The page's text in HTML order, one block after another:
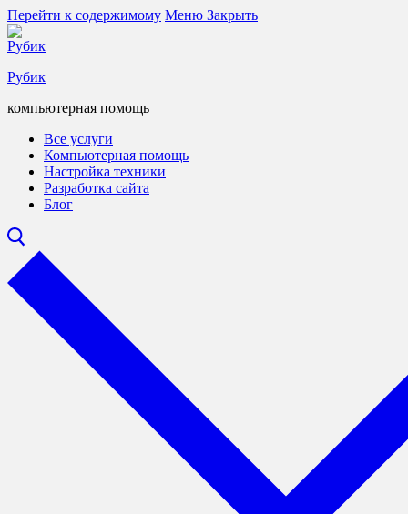
Перейти к содержимому Меню Закрыть
Рубик
компьютерная помощь
Все услуги
Компьютерная помощь
Настройка техники
Разработка сайта
Блог